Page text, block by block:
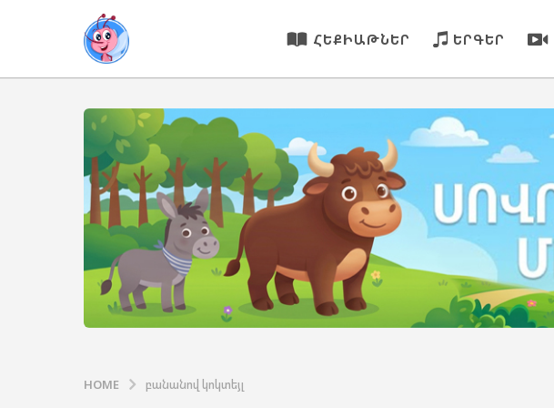
ՀԵՔԻԱԹՆԵՐ ԵՐԳԵՐ
HOME բանանով կոկտեյլ